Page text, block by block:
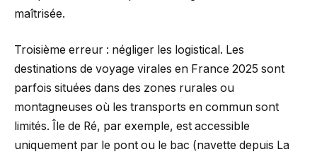
maîtrisée.
Troisième erreur : négliger les logistical. Les
destinations de voyage virales en France 2025 sont
parfois situées dans des zones rurales ou
montagneuses où les transports en commun sont
limités. Île de Ré, par exemple, est accessible
uniquement par le pont ou le bac (navette depuis La